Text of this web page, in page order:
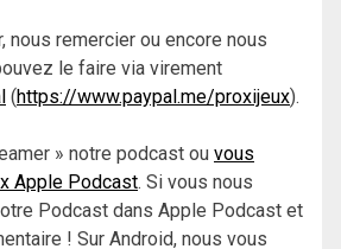
nous remercier ou encore nous
le faire via virement
(https://www.paypal.me/proxijeux).
» notre podcast ou vous
Apple Podcast. Si vous nous
Podcast dans Apple Podcast et
! Sur Android, nous vous